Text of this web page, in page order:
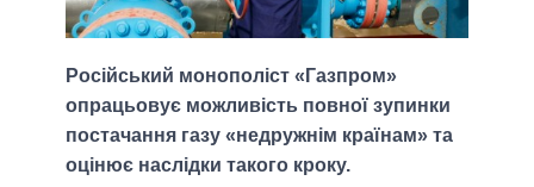
Російський монополіст «Газпром»
опрацьовує можливість повної зупинки
постачання газу «недружнім країнам» та
оцінює наслідки такого кроку.